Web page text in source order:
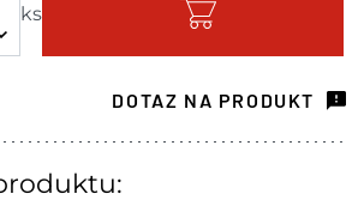
ks
k odeslání
1 ks
DOTAZ NA PRODUKT